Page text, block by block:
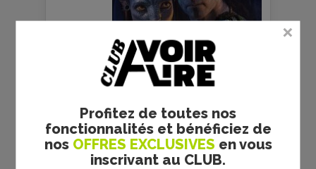
Profitez de toutes nos
fonctionnalités et bénéficiez de
nos OFFRES EXCLUSIVES en vous
inscrivant au CLUB.